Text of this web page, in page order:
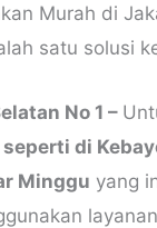
Murah di
satu solusi
No 1 –
seperti di
Minggu yang